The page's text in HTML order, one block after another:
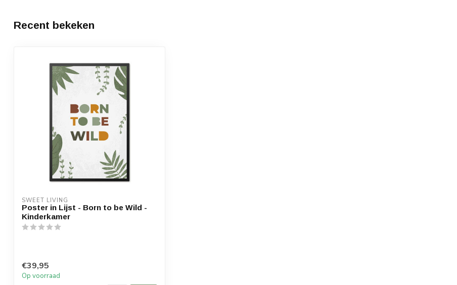
Recent bekeken
SWEET LIVING
Poster in Lijst - Born to be Wild -
Kinderkamer
€39,95
Op voorraad